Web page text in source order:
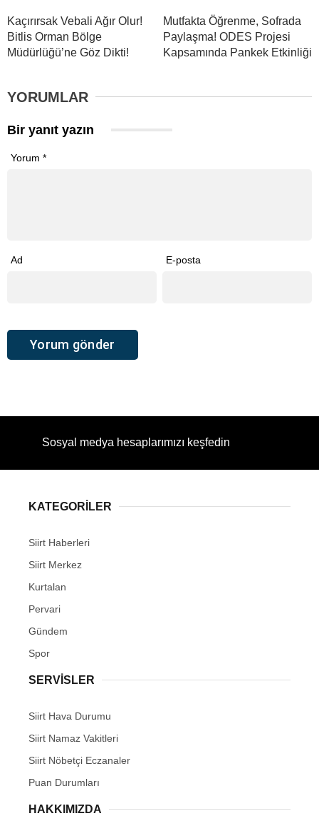
Kaçırırsak Vebali Ağır Olur!
Bitlis Orman Bölge
Müdürlüğü’ne Göz Dikti!
Mutfakta Öğrenme, Sofrada
Paylaşma! ODES Projesi
Kapsamında Pankek Etkinliği
YORUMLAR
Bir yanıt yazın
Yorum *
Ad E-posta
Sosyal medya hesaplarımızı keşfedin
KATEGORİLER
Siirt Haberleri
Siirt Merkez
Kurtalan
Pervari
Gündem
Spor
SERVİSLER
Siirt Hava Durumu
Siirt Namaz Vakitleri
Siirt Nöbetçi Eczanaler
Puan Durumları
HAKKIMIZDA